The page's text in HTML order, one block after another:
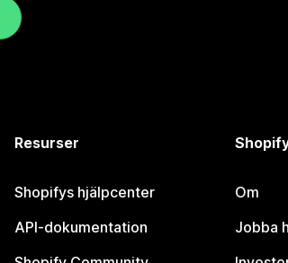
Resurser
Shopifys hjälpcenter
API-dokumentation
Om
Jobba